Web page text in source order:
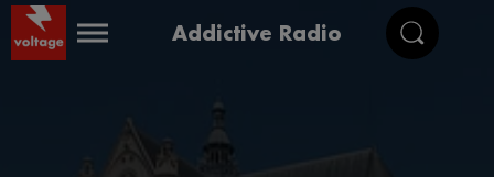
Addictive Radio